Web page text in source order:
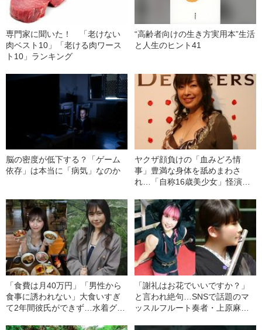
専門家に聞いた！ 「老けない
肉ベスト10」「老ける肉ワース
ト10」ランキング
“高齢者向けの生き方実用本”生活
と人生のヒント41
脳の密度が低下する？「ゲーム
依存」は本当に「病気」なのか
ヤクザ顔負けの「血みどろ情
事」豊満な身体を舐めまわさ
れ…「自称16歳美少女」怪演
ぎる“熟れ方”
「食費は月40万円」「男性から
食事に誘われない」大食いすぎ
て2年間彼氏ができず…水着グラ
「謝礼はお花でいいですか？」
と言われ絶句…SNSで話題のマ
ッスルフルート奏者・上原麻衣